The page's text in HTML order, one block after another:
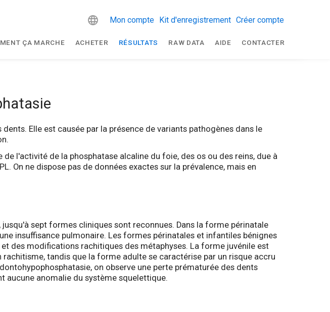
Mon compte Kit d'enregistrement Créer compte
ÇA MARCHE ACHETER RÉSULTATS RAW DATA AIDE CONTACTER
Elle est causée par la présence de variants pathogènes dans le
l'activité de la phosphatase alcaline du foie, des os ou des reins, due à
On ne dispose pas de données exactes sur la prévalence, mais en
sept formes cliniques sont reconnues. Dans la forme périnatale
insuffisance pulmonaire. Les formes périnatales et infantiles bénignes
des modifications rachitiques des métaphyses. La forme juvénile est
tandis que la forme adulte se caractérise par un risque accru
on observe une perte prématurée des dents
aucune anomalie du système squelettique.